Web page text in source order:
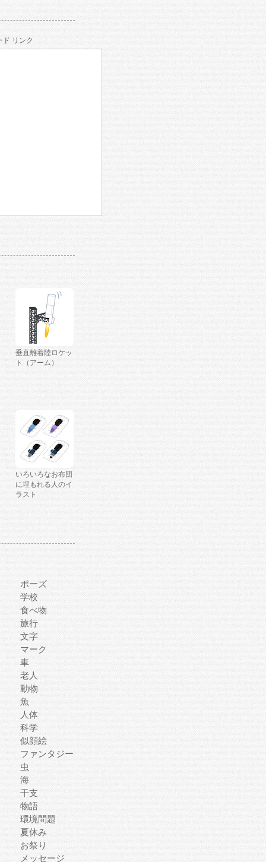
ド リンク
垂直離着陸ロケッ
ト（アーム）
いろいろなお布団
に埋もれる人のイ
ラスト
ポーズ
学校
食べ物
旅行
文字
マーク
車
老人
動物
魚
人体
科学
似顔絵
ファンタジー
虫
海
干支
物語
環境問題
夏休み
お祭り
メッセージ